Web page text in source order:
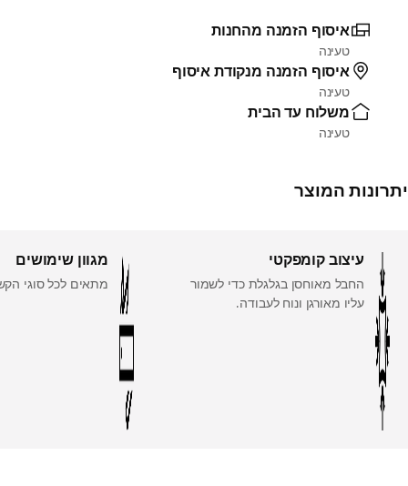
איסוף הזמנה מהחנות
טעינה
איסוף הזמנה מנקודת איסוף
טעינה
משלוח עד הבית
טעינה
יתרונות המוצר
עיצוב קומפקטי
החבל מאוחסן בגלגלת כדי לשמור
עליו מאורגן ונוח לעבודה.
מגוון שימושים
מתאים לכל סוגי